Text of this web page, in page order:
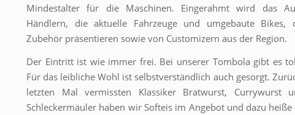
Mindestalter für die Maschinen. Eingerahmt wird das
Händlern, die aktuelle Fahrzeuge und umgebaute Bikes,
Zubehör präsentieren sowie von Customizern aus der Region.
Der Eintritt ist wie immer frei. Bei unserer Tombola gibt es
Für das leibliche Wohl ist selbstverständlich auch gesorgt.
letzten Mal vermissten Klassiker Bratwurst, Currywurst
Schleckermäuler haben wir Softeis im Angebot und dazu